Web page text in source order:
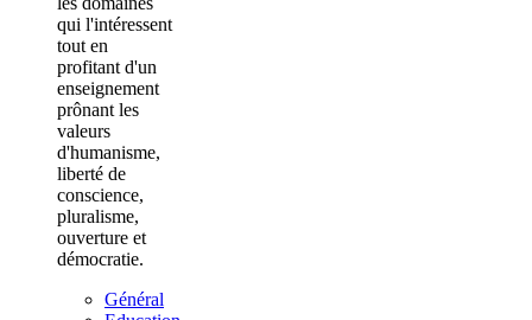
qui l'intéressent
tout en
profitant d'un
enseignement
prônant les
valeurs
d'humanisme,
liberté de
conscience,
pluralisme,
ouverture et
démocratie.
Général